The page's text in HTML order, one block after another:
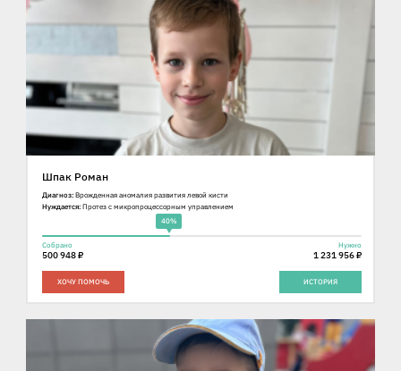
Шпак Роман
Диагноз: Врожденная аномалия развития левой кисти
Нуждается: Протез с микропроцессорным управлением
40%
Собрано
500 948 ₽
Нужно
1 231 956 ₽
ХОЧУ ПОМОЧЬ ИСТОРИЯ